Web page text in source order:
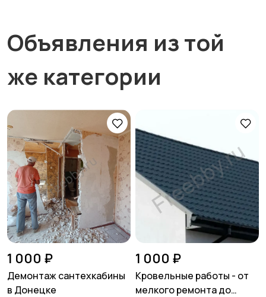
Объявления из той
же категории
1 000 ₽
Демонтаж сантехкабины
в Донецке
1 000 ₽
Кровельные работы - от
мелкого ремонта до